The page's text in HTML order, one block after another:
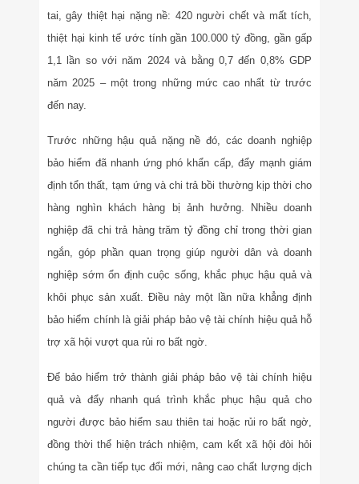
tai, gây thiệt hại nặng nề: 420 người chết và mất tích,
thiệt hại kinh tế ước tính gần 100.000 tỷ đồng, gần gấp
1,1 lần so với năm 2024 và bằng 0,7 đến 0,8% GDP
năm 2025 – một trong những mức cao nhất từ trước
đến nay.
Trước những hậu quả nặng nề đó, các doanh nghiệp
bảo hiểm đã nhanh ứng phó khẩn cấp, đẩy mạnh giám
định tổn thất, tạm ứng và chi trả bồi thường kịp thời cho
hàng nghìn khách hàng bị ảnh hưởng. Nhiều doanh
nghiệp đã chi trả hàng trăm tỷ đồng chỉ trong thời gian
ngắn, góp phần quan trọng giúp người dân và doanh
nghiệp sớm ổn định cuộc sống, khắc phục hậu quả và
khôi phục sản xuất. Điều này một lần nữa khẳng định
bảo hiểm chính là giải pháp bảo vệ tài chính hiệu quả hỗ
trợ xã hội vượt qua rủi ro bất ngờ.
Để bảo hiểm trở thành giải pháp bảo vệ tài chính hiệu
quả và đẩy nhanh quá trình khắc phục hậu quả cho
người được bảo hiểm sau thiên tai hoặc rủi ro bất ngờ,
đồng thời thể hiện trách nhiệm, cam kết xã hội đòi hỏi
chúng ta cần tiếp tục đổi mới, nâng cao chất lượng dịch